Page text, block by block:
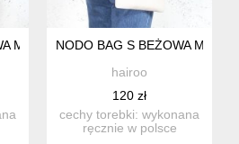
MAŁA KOPERTÓWKA Z PASKIEM
NODO BAG S BEŻOWA MAŁA
hairoo
120 zł
cechy torebki: wykonana
ręcznie w polsce